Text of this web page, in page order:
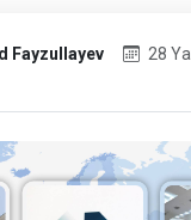
Fayzullayev
28